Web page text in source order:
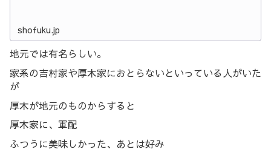
shofuku.jp
地元では有名らしい。
家系の吉村家や厚木家におとらないといっている人がいた
が
厚木が地元のものからすると
厚木家に、軍配
ふつうに美味しかった、あとは好み